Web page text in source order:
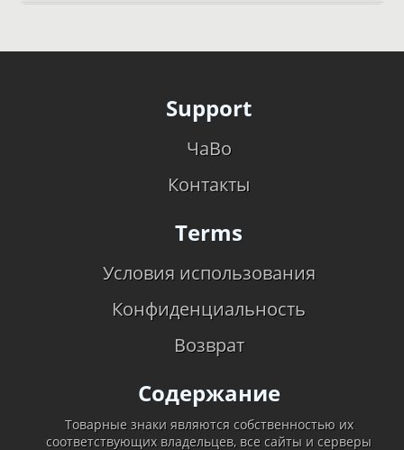
Support
ЧаВо
Контакты
Terms
Условия использования
Конфиденциальность
Возврат
Содержание
Товарные знаки являются собственностью их
соответствующих владельцев, все сайты и серверы